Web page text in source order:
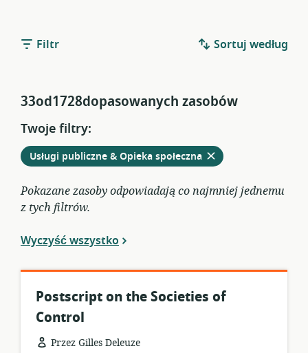
Filtr Sortuj według
33od1728dopasowanych zasobów
Twoje filtry:
Usuń
Usługi publiczne & Opieka społecznaz
obecnych
filtrów
Pokazane zasoby odpowiadają co najmniej jednemu
z tych filtrów.
Wyczyść wszystko
Postscript on the Societies of
Control
Przez Gilles Deleuze